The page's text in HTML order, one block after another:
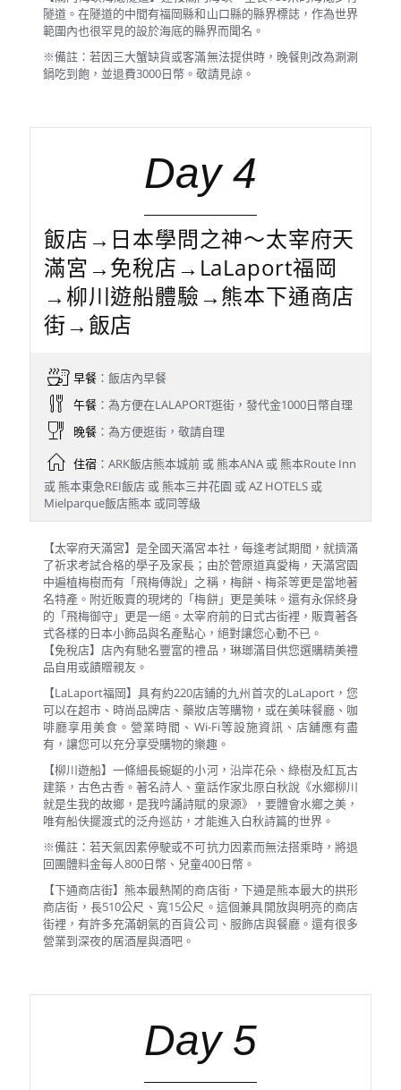
隧道。在隧道的中間有福岡縣和山口縣的縣界標誌，作為世界
範圍內也很罕見的設於海底的縣界而聞名。
※備註：若因三大蟹缺貨或客滿無法提供時，晚餐則改為涮涮
鍋吃到飽，並退費3000日幣。敬請見諒。
Day 4
飯店→日本學問之神～太宰府天
滿宮→免稅店→LaLaport福岡
→柳川遊船體驗→熊本下通商店
街→飯店
早餐：飯店內早餐
午餐：為方便在LALAPORT逛街，發代金1000日幣自理
晚餐：為方便逛街，敬請自理
住宿：ARK飯店熊本城前 或 熊本ANA 或 熊本Route Inn
或 熊本東急REI飯店 或 熊本三井花園 或 AZ HOTELS 或
Mielparque飯店熊本 或同等級
【太宰府天滿宮】是全國天滿宮本社，每逢考試期間，就擠滿
了祈求考試合格的學子及家長；由於菅原道真愛梅，天滿宮園
中遍植梅樹而有「飛梅傳說」之稱，梅餅、梅茶等更是當地著
名特產。附近販賣的現烤的「梅餅」更是美味。還有永保終身
的「飛梅御守」更是一絕。太宰府前的日式古街裡，販賣著各
式各樣的日本小飾品與名產點心，絕對讓您心動不已。
【免稅店】店內有馳名豐富的禮品，琳瑯滿目供您選購精美禮
品自用或饋贈親友。
【LaLaport福岡】具有約220店鋪的九州首次的LaLaport，您
可以在超市、時尚品牌店、藥妝店等購物，或在美味餐廳、咖
啡廳享用美食。營業時間、Wi-Fi等設施資訊、店舖應有盡
有，讓您可以充分享受購物的樂趣。
【柳川遊船】一條細長蜿蜒的小河，沿岸花朵、綠樹及紅瓦古
建築，古色古香。著名詩人、童話作家北原白秋說《水鄉柳川
就是生我的故鄉，是我吟誦詩賦的泉源》，要體會水鄉之美，
唯有船伕擺渡式的泛舟巡訪，才能進入白秋詩篇的世界。
※備註：若天氣因素停駛或不可抗力因素而無法搭乘時，將退
回團體料金每人800日幣、兒童400日幣。
【下通商店街】熊本最熱鬧的商店街，下通是熊本最大的拱形
商店街，長510公尺、寬15公尺。這個兼具開放與明亮的商店
街裡，有許多充滿朝氣的百貨公司、服飾店與餐廳。還有很多
營業到深夜的居酒屋與酒吧。
Day 5